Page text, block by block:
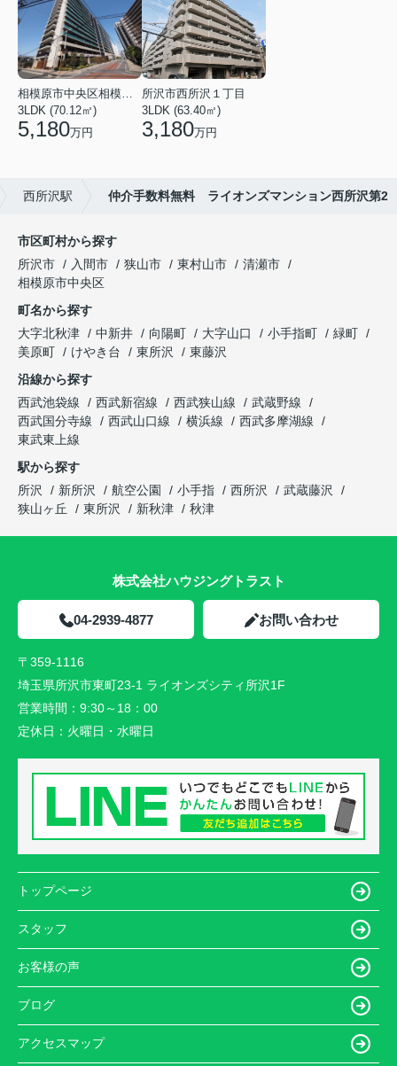
相模原市中央区相模原３丁目
3LDK (70.12㎡)
5,180万円
所沢市西所沢１丁目
3LDK (63.40㎡)
3,180万円
西所沢駅 仲介手数料無料 ライオンズマンション西所沢第2
市区町村から探す
所沢市
入間市 狭山市 東村山市
清瀬市
相模原市中央区
町名から探す
大字北秋津
中新井 向陽町 大字山口 小手指町
緑町
美原町
けやき台 東所沢
東藤沢
沿線から探す
西武池袋線
西武新宿線 西武狭山線
武蔵野線
西武国分寺線
西武山口線 横浜線
西武多摩湖線
東武東上線
駅から探す
所沢
新所沢 航空公園 小手指 西所沢
武蔵藤沢
狭山ヶ丘
東所沢 新秋津 秋津
株式会社ハウジングトラスト
04-2939-4877 お問い合わせ
〒359-1116
埼玉県所沢市東町23-1 ライオンズシティ所沢1F
営業時間： 9:30～18：00
定休日： 火曜日・水曜日
トップページ
スタッフ
お客様の声
ブログ
アクセスマップ